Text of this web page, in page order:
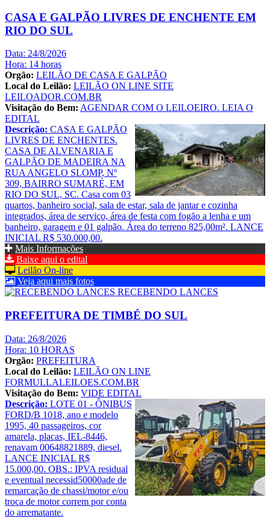
CASA E GALPÃO LIVRES DE ENCHENTE EM
RIO DO SUL
Data: 24/8/2026
Hora: 14 horas
Orgão: LEILÃO DE CASA E GALPÃO
Local do Leilão: LEILÃO ON LINE SITE
LEILOADOR.COM.BR
Visitação do Bem: AGENDAR COM O LEILOEIRO. LEIA O
EDITAL
Descrição: CASA E GALPÃO
LIVRES DE ENCHENTES.
CASA DE ALVENARIA E
GALPÃO DE MADEIRA NA
RUA ANGELO SLOMP, Nº
309, BAIRRO SUMARÉ, EM
RIO DO SUL, SC. Casa com 03
quartos, banheiro social, sala de estar, sala de jantar e cozinha
integrados, área de serviço, área de festa com fogão a lenha e um
banheiro, garagem e 01 galpão. Área do terreno 825,00m². LANCE
INICIAL R$ 530.000,00.
Mais Informações
Baixe aqui o edital
Leilão On-line
Veja aqui mais fotos
RECEBENDO LANCES
PREFEITURA DE TIMBÉ DO SUL
Data: 26/8/2026
Hora: 10 HORAS
Orgão: PREFEITURA
Local do Leilão: LEILÃO ON LINE
FORMULLALEILOES.COM.BR
Visitação do Bem: VIDE EDITAL
Descrição: LOTE 01 - ÔNIBUS
FORD/B 1018, ano e modelo
1995, 40 passageiros, cor
amarela, placas, IEL-8446,
renavam 00648821889, diesel.
LANCE INICIAL R$
15.000,00. OBS.: IPVA residual
e eventual necessid50000ade de
remarcação de chassi/motor e/ou
troca de motor correm por conta
do arrematante.